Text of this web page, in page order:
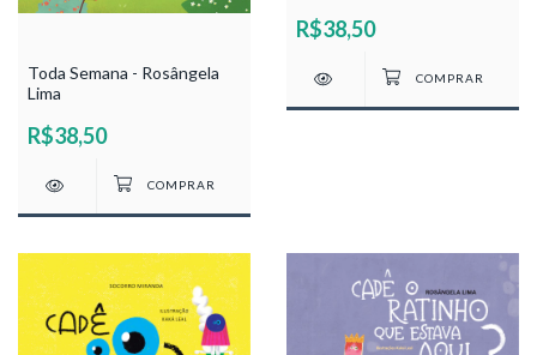
Toda Semana - Rosângela
Lima
R$38,50
R$38,50